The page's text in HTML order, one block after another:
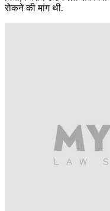
रोकने की मांग थी.